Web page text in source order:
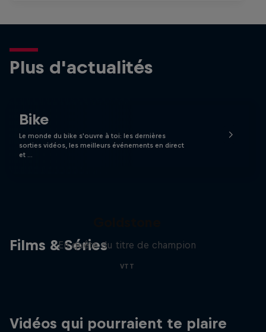
Plus d'actualités
Bike
Le monde du bike s'ouvre à toi: les dernières
sorties vidéos, les meilleurs événements en direct
et …
Films & SériesEn quête du titre de champion
VTT
Vidéos qui pourraient te plaire